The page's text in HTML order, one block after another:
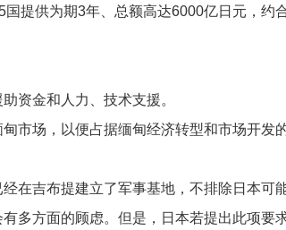
提供为期3年、总额高达6000亿日元，约
资金和人力、技术支援。
场，以便占据缅甸经济转型和市场开发
吉布提建立了军事基地，不排除日本可
多方面的顾虑。但是，日本若提出此项要